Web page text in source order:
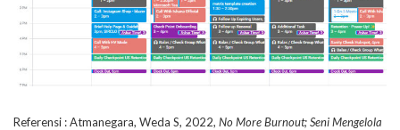
Referensi : Atmanegara, Weda S, 2022, No More Burnout; Seni Mengelola